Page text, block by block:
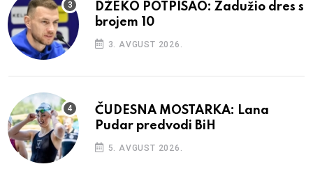
DŽEKO POTPISAO: Zadužio dres s
brojem 10
3. AVGUST 2026.
ČUDESNA MOSTARKA: Lana
Pudar predvodi BiH
5. AVGUST 2026.